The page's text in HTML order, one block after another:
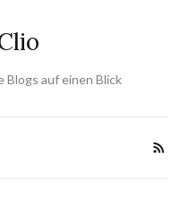
auf einen Blick